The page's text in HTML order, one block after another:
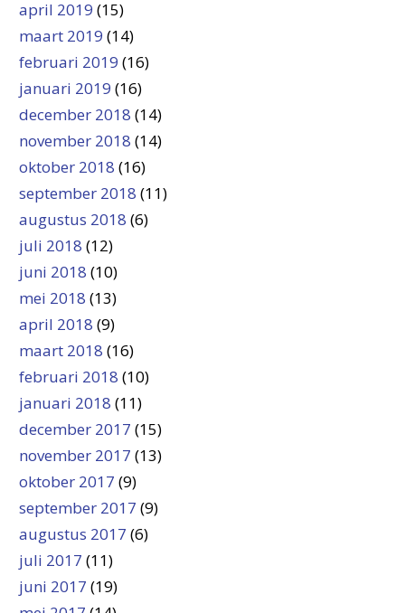
april 2019 (15)
maart 2019 (14)
februari 2019 (16)
januari 2019 (16)
december 2018 (14)
november 2018 (14)
oktober 2018 (16)
september 2018 (11)
augustus 2018 (6)
juli 2018 (12)
juni 2018 (10)
mei 2018 (13)
april 2018 (9)
maart 2018 (16)
februari 2018 (10)
januari 2018 (11)
december 2017 (15)
november 2017 (13)
oktober 2017 (9)
september 2017 (9)
augustus 2017 (6)
juli 2017 (11)
juni 2017 (19)